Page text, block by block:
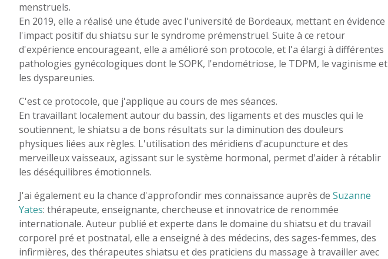
menstruels.
En 2019, elle a réalisé une étude avec l'université de Bordeaux, mettant en évidence
l'impact positif du shiatsu sur le syndrome prémenstruel. Suite à ce retour
d'expérience encourageant, elle a amélioré son protocole, et l'a élargi à différentes
pathologies gynécologiques dont le SOPK, l'endométriose, le TDPM, le vaginisme et
les dyspareunies.
C'est ce protocole, que j'applique au cours de mes séances.
En travaillant localement autour du bassin, des ligaments et des muscles qui le
soutiennent, le shiatsu a de bons résultats sur la diminution des douleurs
physiques liées aux règles. L'utilisation des méridiens d'acupuncture et des
merveilleux vaisseaux, agissant sur le système hormonal, permet d'aider à rétablir
les déséquilibres émotionnels.
J'ai également eu la chance d'approfondir mes connaissance auprès de Suzanne
Yates: thérapeute, enseignante, chercheuse et innovatrice de renommée
internationale. Auteur publié et experte dans le domaine du shiatsu et du travail
corporel pré et postnatal, elle a enseigné à des médecins, des sages-femmes, des
infirmières, des thérapeutes shiatsu et des praticiens du massage à travailler avec